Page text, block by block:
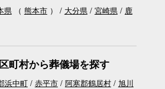
県（ 熊本市） 大分県 宮崎県
鹿
町村から葬儀場を探す
浜中町 赤平市 阿寒郡鶴居村
旭川